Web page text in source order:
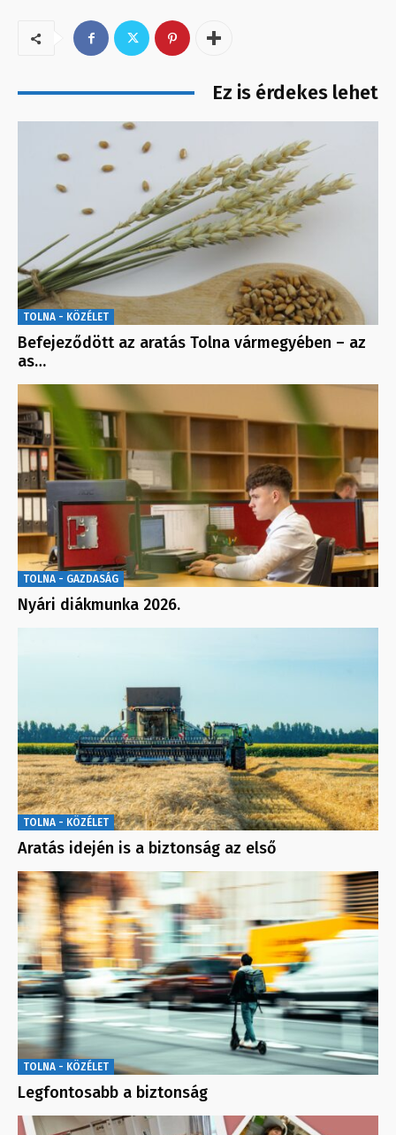
Ez is érdekes lehet
TOLNA - KÖZÉLET
Befejeződött az aratás Tolna vármegyében – az
as…
TOLNA - GAZDASÁG
Nyári diákmunka 2026.
TOLNA - KÖZÉLET
Aratás idején is a biztonság az első
TOLNA - KÖZÉLET
Legfontosabb a biztonság